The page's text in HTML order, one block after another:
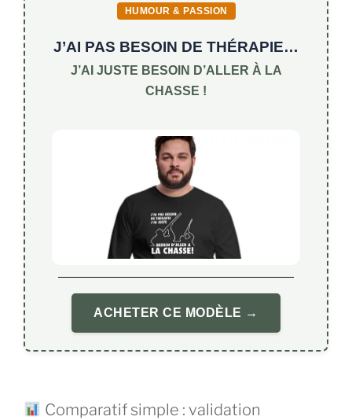
HUMOUR & PASSION
J’AI PAS BESOIN DE THÉRAPIE…
J’AI JUSTE BESOIN D’ALLER À LA
CHASSE !
ACHETER CE MODÈLE →
Comparatif simple : validation